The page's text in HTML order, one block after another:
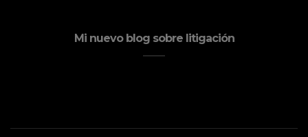
Mi nuevo blog sobre litigación